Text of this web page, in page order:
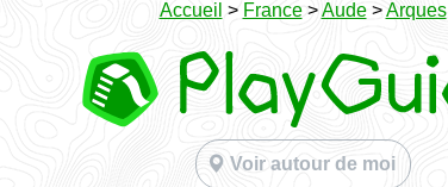
Accueil > France>Aude>Arques
Voir autour de moi